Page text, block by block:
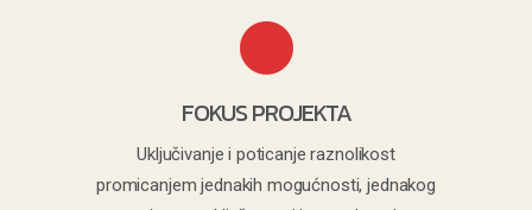
FOKUS PROJEKTA
Uključivanje i poticanje raznolikost
promicanjem jednakih mogućnosti, jednakog